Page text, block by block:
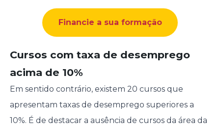
Financie a sua formação
Cursos com taxa de desemprego
acima de 10%
Em sentido contrário, existem 20 cursos que
apresentam taxas de desemprego superiores a
10%. É de destacar a ausência de cursos da área da